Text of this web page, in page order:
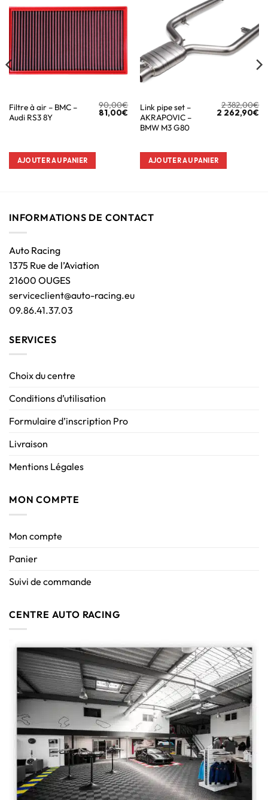
Filtre à air – BMC –
Audi RS3 8Y
90,00€
81,00€
AJOUTER AU PANIER
Link pipe set –
AKRAPOVIC –
BMW M3 G80
2 382,00€
2 262,90€
AJOUTER AU PANIER
INFORMATIONS DE CONTACT
Auto Racing
1375 Rue de l’Aviation
21600 OUGES
serviceclient@auto-racing.eu
09.86.41.37.03
SERVICES
Choix du centre
Conditions d’utilisation
Formulaire d’inscription Pro
Livraison
Mentions Légales
MON COMPTE
Mon compte
Panier
Suivi de commande
CENTRE AUTO RACING